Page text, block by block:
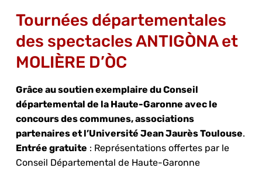
Tournées départementales
des spectacles ANTIGÒNA et
MOLIÈRE D’ÒC
Grâce au soutien exemplaire du Conseil
départemental de la Haute-Garonne avec le
concours des communes, associations
partenaires et l’Université Jean Jaurès Toulouse.
Entrée gratuite : Représentations offertes par le
Conseil Départemental de Haute-Garonne